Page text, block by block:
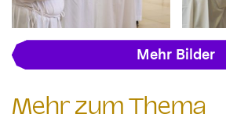
Mehr Bilder
Mehr zum Thema